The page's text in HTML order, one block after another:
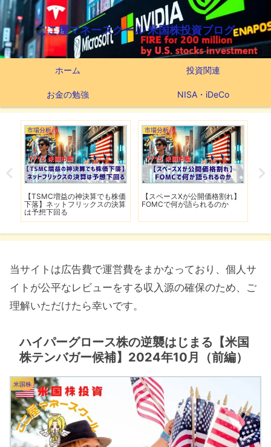
ここ屋マネースクール 米国株投資ブログ
ホーム 投資関連
お金の勉強 NISA・iDeCo
市場分析
【TSMC増益の神決算でも株価
下落】ネットフリックスの決算
は予想下回る
市場分析
【スペースXが公開価格割れ】
FOMCで何が語られるのか
当サイトは広告費で運営費をまかなっており、個人サ
イトが公平なレビューをする収入源の確保のため、ご
理解いただけたら幸いです。
ハイパーグロース株の逆襲はじまる【米国
株テンバガー候補】2024年10月（前編）
米国株